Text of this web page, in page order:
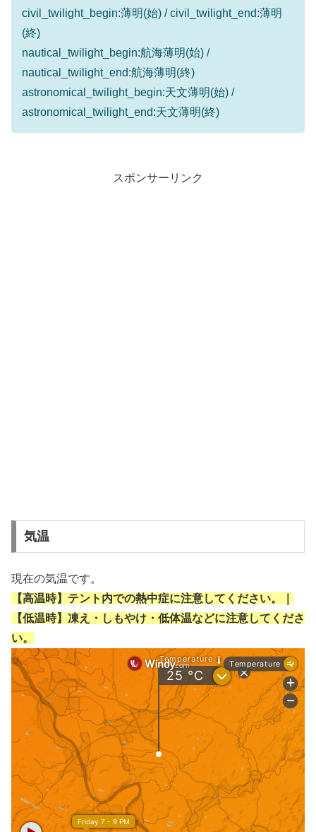
civil_twilight_begin:薄明(始) / civil_twilight_end:薄明
(終)
nautical_twilight_begin:航海薄明(始) /
nautical_twilight_end:航海薄明(終)
astronomical_twilight_begin:天文薄明(始) /
astronomical_twilight_end:天文薄明(終)
スポンサーリンク
気温
現在の気温です。
【高温時】テント内での熱中症に注意してください。｜
【低温時】凍え・しもやけ・低体温などに注意してくださ
い。